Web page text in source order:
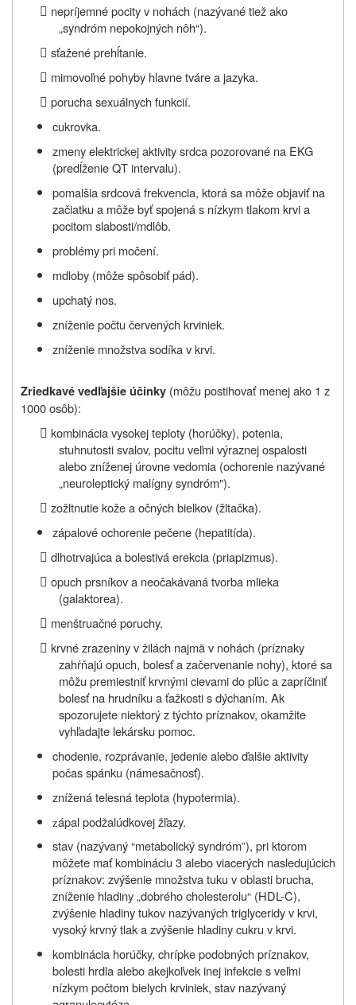
 nepríjemné pocity v nohách (nazývané tiež ako
„syndróm nepokojných nôh“).
 sťažené prehĺtanie.
 mimovoľné pohyby hlavne tváre a jazyka.
 porucha sexuálnych funkcií.
cukrovka.
zmeny elektrickej aktivity srdca pozorované na EKG
(predĺženie QT intervalu).
pomalšia srdcová frekvencia, ktorá sa môže objaviť na
začiatku a môže byť spojená s nízkym tlakom krvi a
pocitom slabosti/mdlôb.
problémy pri močení.
mdloby (môže spôsobiť pád).
upchatý nos.
zníženie počtu červených krviniek.
zníženie množstva sodíka v krvi.
Zriedkavé vedľajšie účinky (môžu postihovať menej ako 1 z
1000 osôb):
 kombinácia vysokej teploty (horúčky), potenia,
stuhnutosti svalov, pocitu veľmi výraznej ospalosti
alebo zníženej úrovne vedomia (ochorenie nazývané
„neuroleptický malígny syndróm").
 zožltnutie kože a očných bielkov (žltačka).
zápalové ochorenie pečene (hepatitída).
 dlhotrvajúca a bolestivá erekcia (priapizmus).
 opuch prsníkov a neočakávaná tvorba mlieka
(galaktorea).
 menštruačné poruchy.
 krvné zrazeniny v žilách najmä v nohách (príznaky
zahŕňajú opuch, bolesť a začervenanie nohy), ktoré sa
môžu premiestniť krvnými cievami do pľúc a zapríčiniť
bolesť na hrudníku a ťažkosti s dýchaním. Ak
spozorujete niektorý z týchto príznakov, okamžite
vyhľadajte lekársku pomoc.
chodenie, rozprávanie, jedenie alebo ďalšie aktivity
počas spánku (námesačnosť).
znížená telesná teplota (hypotermia).
zápal podžalúdkovej žľazy.
stav (nazývaný “metabolický syndróm”), pri ktorom
môžete mať kombináciu 3 alebo viacerých nasledujúcich
príznakov: zvýšenie množstva tuku v oblasti brucha,
zníženie hladiny „dobrého cholesterolu“ (HDL-C),
zvýšenie hladiny tukov nazývaných triglyceridy v krvi,
vysoký krvný tlak a zvýšenie hladiny cukru v krvi.
kombinácia horúčky, chrípke podobných príznakov,
bolesti hrdla alebo akejkoľvek inej infekcie s veľmi
nízkym počtom bielych krviniek, stav nazývaný